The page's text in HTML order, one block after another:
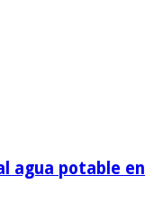
agua potable en